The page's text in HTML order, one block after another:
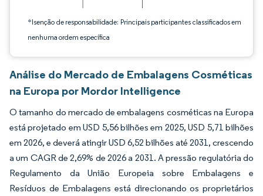
*Isenção de responsabilidade: Principais participantes classificados em
nenhuma ordem específica
Análise do Mercado de Embalagens Cosméticas
na Europa por Mordor Intelligence
O tamanho do mercado de embalagens cosméticas na Europa
está projetado em USD 5,56 bilhões em 2025, USD 5,71 bilhões
em 2026, e deverá atingir USD 6,52 bilhões até 2031, crescendo
a um CAGR de 2,69% de 2026 a 2031. A pressão regulatória do
Regulamento da União Europeia sobre Embalagens e
Resíduos de Embalagens está direcionando os proprietários